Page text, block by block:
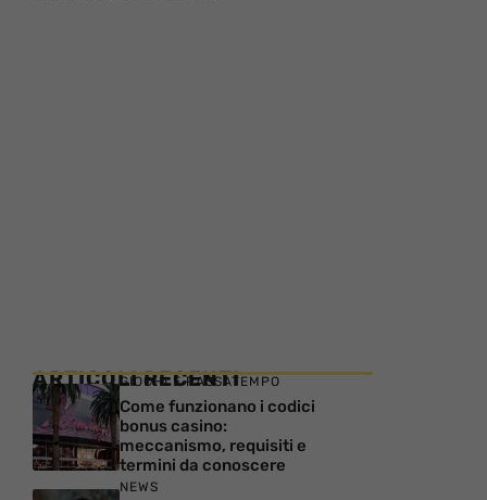
ARTICOLI RECENTI
GIOCHI E PASSATEMPO
Come funzionano i codici
bonus casino:
meccanismo, requisiti e
termini da conoscere
NEWS